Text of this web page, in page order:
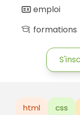
emploi
formations
html css